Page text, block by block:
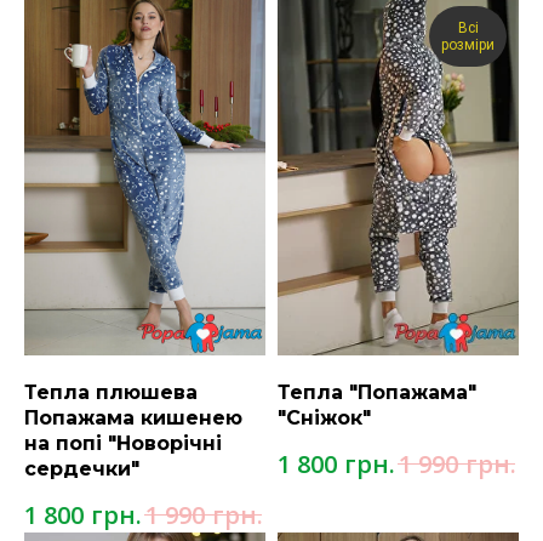
Тепла плюшева
Попажама кишенею
на попі "Новорічні
сердечки"
1 800 грн.1 990 грн.
Всі
розміри
Тепла "Попажама"
"Сніжок"
1 800 грн.1 990 грн.